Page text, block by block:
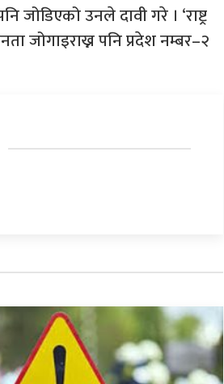
उनले दावी गरे । ‘राष्ट्र
जोगाइराख्न पनि प्रदेश नम्बर–२